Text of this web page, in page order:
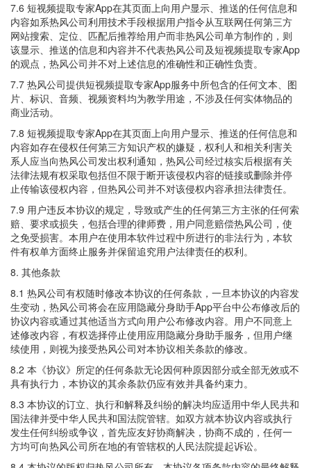
7.6 短视频提取专家App在其页面上向用户显示、推送的任何信息和
内容如系热风公司利用技术手段根据用户指令从互联网任何第三方
网站搜索、定位、匹配后推荐给用户而非热风公司单方制作的，则
该显示、推送的信息和内容并不代表热风公司及短视频提取专家App
的观点，热风公司并不对上述信息的准确性和正确性负责。
7.7 热风公司提供短视频提取专家App服务中所包含的任何文本、图
片、标识、音频、视频资料均为教学用途，不涉及任何实体物品的
商业活动。
7.8 短视频提取专家App在其页面上向用户显示、推送的任何信息和
内容如存在侵权任何第三方知识产权的嫌疑，权利人和相关利害关
系人应当向热风公司发出权利通知，热风公司经过核实后根据有关
法律法规有权采取包括但不限于断开该侵权内容的链接或删除并停
止传输该侵权内容，但热风公司并不对该侵权内容承担法律责任。
7.9 用户违反本协议的规定，导致或产生的任何第三方主张的任何索
赔、要求或损失，包括合理的律师费，用户同意赔偿热风公司，使
之免受损害。本用户在使用本软件过程中所进行的非法行为，本软
件有权单方面终止服务并保留追究用户法律责任的权利。
8. 其他条款
8.1 热风公司有权随时修改本协议的任何条款，一旦本协议的内容发
生变动，热风公司将会在应用隐藏分身助手App平台中公布修改后的
协议内容或通过其他适当方式向用户公布修改内容。用户不同意上
述修改内容，有权选择停止使用应用隐藏分身助手服务，但用户继
续使用，则视为接受热风公司对本协议相关条款的修改。
8.2 本《协议》所定的任何条款无论因何种原因部分或全部无效或不
具有执行力，本协议的其余条款仍应有效并具备约束力。
8.3 本协议的订立、执行和解释及纠纷的解决均应适用中华人民共和
国法律并受中华人民共和国法院管辖。如双方就本协议内容或执行
发生任何纠纷或争议，首先应友好协商解决，协商不成的，任何一
方均可向热风公司所在地的有管辖权的人民法院提起诉讼。